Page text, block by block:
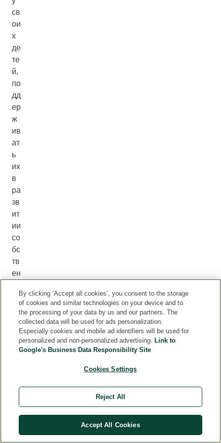
св
ои
х
де
те
й,
по
дд
ер
ж
ив
ат
ь
их
в
ра
зв
ит
ии
со
бс
тв
ен
ес
те
ве
ит
ы.
By clicking ‘Accept all cookies’, you consent to the storage
of cookies and similar technologies on your device and to
the processing of your data by us and our partners. The
collected data will be used for ads personalization.
Especially cookies and mobile ad identifiers will be used for
personalized and non-personalized advertising. Link to
Google's Business Data Responsibility Site
Cookies Settings
Reject All
Accept All Cookies